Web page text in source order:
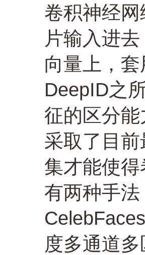
卷积神经
片输入进
向量上，
DeepID之
征的区分
采取了目
集才能使
有两种手
度多通道